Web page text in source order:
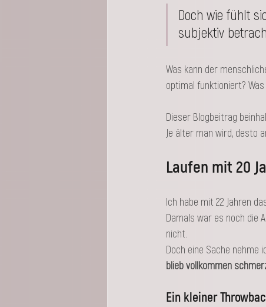
Doch wie fühlt
subjektiv
Was kann der
optimal funktioniert?
Dieser Blogbeitrag
Je älter man wird, desto
Laufen mit 20
Ich habe mit 22 Jahren
Damals war es noch die
nicht.
Doch eine Sache nehme
blieb vollkommen
Ein kleiner